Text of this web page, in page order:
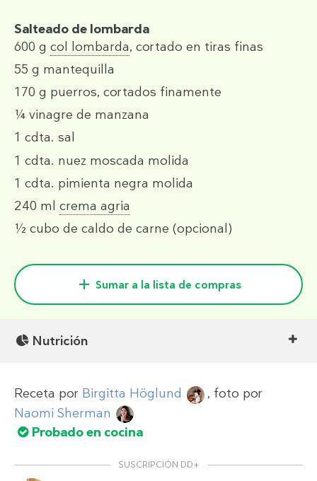
Salteado de lombarda
600 g col lombarda, cortado en tiras finas
55 g mantequilla
170 g puerros, cortados finamente
¼ vinagre de manzana
1 cdta. sal
1 cdta. nuez moscada molida
1 cdta. pimienta negra molida
240 ml crema agria
½ cubo de caldo de carne (opcional)
Sumar a la lista de compras
Nutrición
Receta por Birgitta Höglund
, foto por
Naomi Sherman
Probado en cocina
SUSCRIPCIÓN DD+